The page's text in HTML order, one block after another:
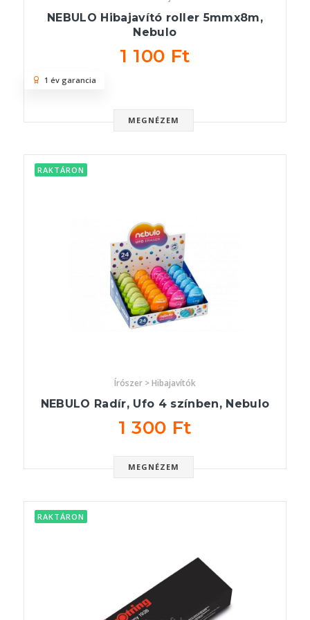
NEBULO Hibajavító roller 5mmx8m,
Nebulo
1 100 Ft
MEGNÉZEM
1 év garancia
RAKTÁRON
Írószer > Hibajavítók
NEBULO Radír, Ufo 4 színben, Nebulo
1 300 Ft
MEGNÉZEM
RAKTÁRON